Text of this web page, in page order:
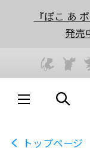
『ぽこ あ
発売
トップページ